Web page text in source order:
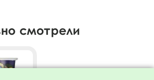
смотрели